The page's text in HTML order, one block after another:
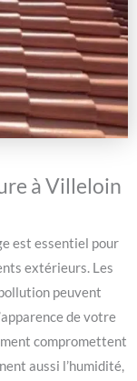
à Villeloin
est essentiel pour
extérieurs. Les
peuvent
de votre
compromettent
aussi l’humidité,